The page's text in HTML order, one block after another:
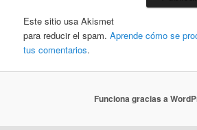
Este sitio usa Akismet
para reducir el spam.Aprende cómo se
tus comentarios.
Funciona gracias a